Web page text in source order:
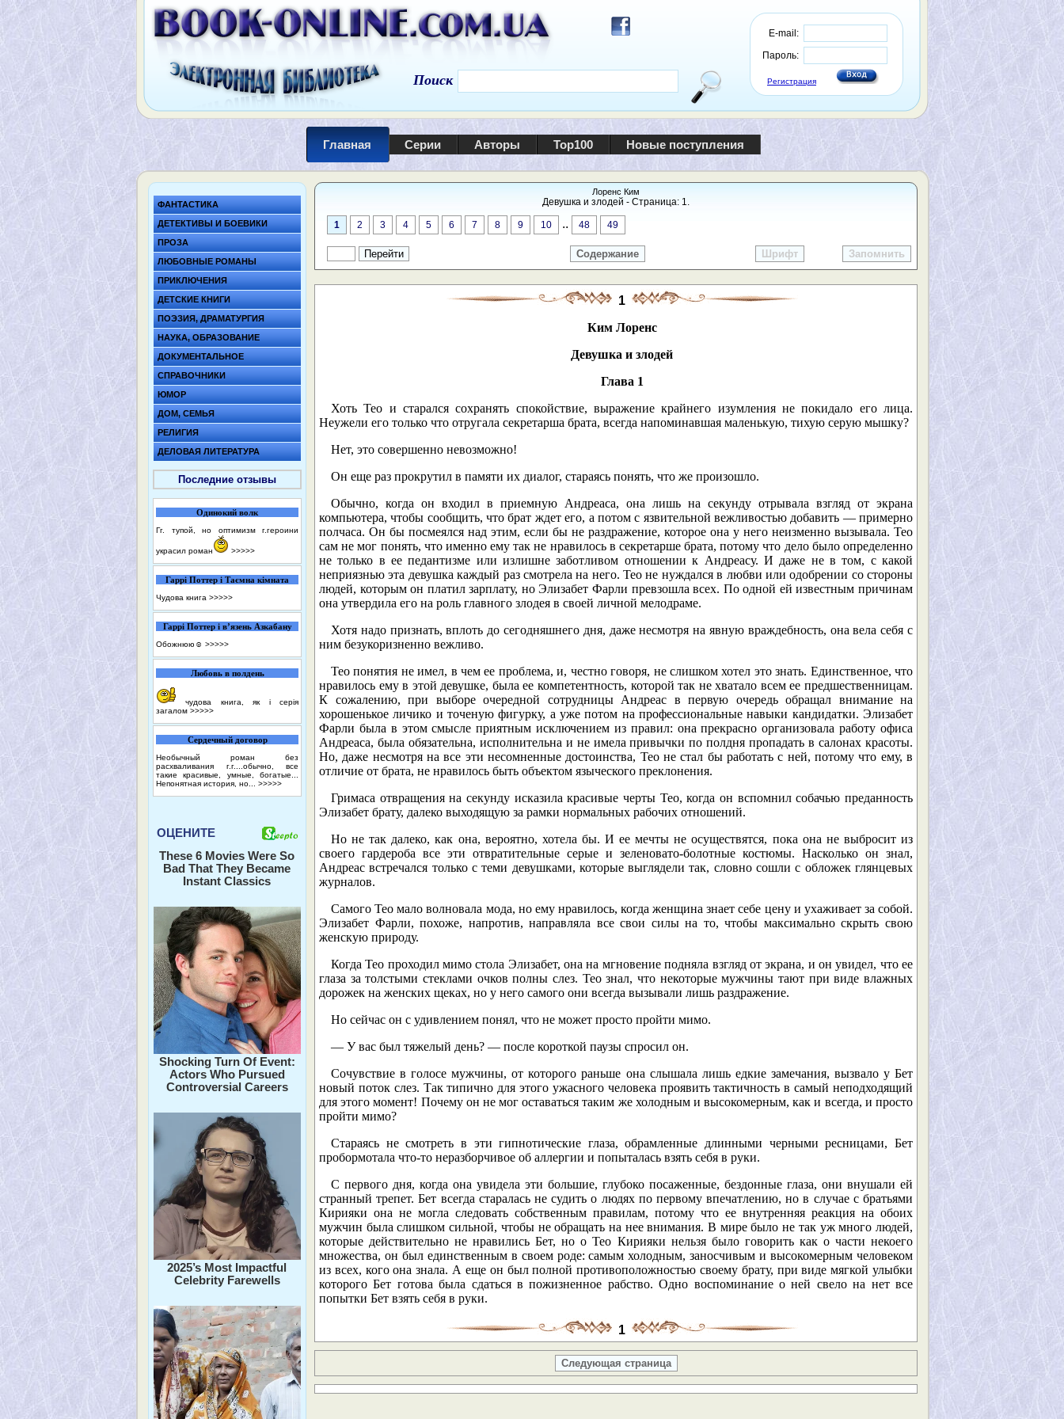
E-mail:
Пароль:
Регистрация
Поиск
Главная Серии Авторы Top100 Новые поступления
ФАНТАСТИКА
ДЕТЕКТИВЫ И БОЕВИКИ
ПРОЗА
ЛЮБОВНЫЕ РОМАНЫ
ПРИКЛЮЧЕНИЯ
ДЕТСКИЕ КНИГИ
ПОЭЗИЯ, ДРАМАТУРГИЯ
НАУКА, ОБРАЗОВАНИЕ
ДОКУМЕНТАЛЬНОЕ
СПРАВОЧНИКИ
ЮМОР
ДОМ, СЕМЬЯ
РЕЛИГИЯ
ДЕЛОВАЯ ЛИТЕРАТУРА
Последние отзывы
Одинокий волк
Гг. тупой, но оптимизм г.героини
украсил роман >>>>>
Гаррі Поттер і Таємна кімната
Чудова книга >>>>>
Гаррі Поттер і в’язень Азкабану
Обожнюю☺️ >>>>>
Любовь в полдень
чудова книга, як і серія
загалом >>>>>
Сердечный договор
Необычный роман без
расхваливания г.г....обычно, все
такие красивые, умные, богатые...
Непонятная история, но... >>>>>
ОЦЕНИТЕ
These 6 Movies Were So
Bad That They Became
Instant Classics
Shocking Turn Of Event:
Actors Who Pursued
Controversial Careers
2025’s Most Impactful
Celebrity Farewells
Лоренс Ким
Девушка и злодей - Страница: 1.
1 2 3 4 5 6 7 8 9 10 .. 48 49
Содержание Шрифт Запомнить
1
Ким Лоренс
Девушка и злодей
Глава 1
Хоть Тео и старался сохранять спокойствие, выражение крайнего изумления не покидало его лица.
Неужели его только что отругала секретарша брата, всегда напоминавшая маленькую, тихую серую мышку?
Нет, это совершенно невозможно!
Он еще раз прокрутил в памяти их диалог, стараясь понять, что же произошло.
Обычно, когда он входил в приемную Андреаса, она лишь на секунду отрывала взгляд от экрана
компьютера, чтобы сообщить, что брат ждет его, а потом с язвительной вежливостью добавить — примерно
полчаса. Он бы посмеялся над этим, если бы не раздражение, которое она у него неизменно вызывала. Тео
сам не мог понять, что именно ему так не нравилось в секретарше брата, потому что дело было определенно
не только в ее педантизме или излишне заботливом отношении к Андреасу. И даже не в том, с какой
неприязнью эта девушка каждый раз смотрела на него. Тео не нуждался в любви или одобрении со стороны
людей, которым он платил зарплату, но Элизабет Фарли превзошла всех. По одной ей известным причинам
она утвердила его на роль главного злодея в своей личной мелодраме.
Хотя надо признать, вплоть до сегодняшнего дня, даже несмотря на явную враждебность, она вела себя с
ним безукоризненно вежливо.
Тео понятия не имел, в чем ее проблема, и, честно говоря, не слишком хотел это знать. Единственное, что
нравилось ему в этой девушке, была ее компетентность, которой так не хватало всем ее предшественницам.
К сожалению, при выборе очередной сотрудницы Андреас в первую очередь обращал внимание на
хорошенькое личико и точеную фигурку, а уже потом на профессиональные навыки кандидатки. Элизабет
Фарли была в этом смысле приятным исключением из правил: она прекрасно организовала работу офиса
Андреаса, была обязательна, исполнительна и не имела привычки по полдня пропадать в салонах красоты.
Но, даже несмотря на все эти несомненные достоинства, Тео не стал бы работать с ней, потому что ему, в
отличие от брата, не нравилось быть объектом языческого преклонения.
Гримаса отвращения на секунду исказила красивые черты Тео, когда он вспомнил собачью преданность
Элизабет брату, далеко выходящую за рамки нормальных рабочих отношений.
Но не так далеко, как она, вероятно, хотела бы. И ее мечты не осуществятся, пока она не выбросит из
своего гардероба все эти отвратительные серые и зеленовато-болотные костюмы. Насколько он знал,
Андреас встречался только с теми девушками, которые выглядели так, словно сошли с обложек глянцевых
журналов.
Самого Тео мало волновала мода, но ему нравилось, когда женщина знает себе цену и ухаживает за собой.
Элизабет Фарли, похоже, напротив, направляла все свои силы на то, чтобы максимально скрыть свою
женскую природу.
Когда Тео проходил мимо стола Элизабет, она на мгновение подняла взгляд от экрана, и он увидел, что ее
глаза за толстыми стеклами очков полны слез. Тео знал, что некоторые мужчины тают при виде влажных
дорожек на женских щеках, но у него самого они всегда вызывали лишь раздражение.
Но сейчас он с удивлением понял, что не может просто пройти мимо.
— У вас был тяжелый день? — после короткой паузы спросил он.
Сочувствие в голосе мужчины, от которого раньше она слышала лишь едкие замечания, вызвало у Бет
новый поток слез. Так типично для этого ужасного человека проявить тактичность в самый неподходящий
для этого момент! Почему он не мог оставаться таким же холодным и высокомерным, как и всегда, и просто
пройти мимо?
Стараясь не смотреть в эти гипнотические глаза, обрамленные длинными черными ресницами, Бет
пробормотала что-то неразборчивое об аллергии и попыталась взять себя в руки.
С первого дня, когда она увидела эти большие, глубоко посаженные, бездонные глаза, они внушали ей
странный трепет. Бет всегда старалась не судить о людях по первому впечатлению, но в случае с братьями
Кирияки она не могла следовать собственным правилам, потому что ее внутренняя реакция на обоих
мужчин была слишком сильной, чтобы не обращать на нее внимания. В мире было не так уж много людей,
которые действительно не нравились Бет, но о Тео Кирияки нельзя было говорить как о части некоего
множества, он был единственным в своем роде: самым холодным, заносчивым и высокомерным человеком
из всех, кого она знала. А еще он был полной противоположностью своему брату, при виде мягкой улыбки
которого Бет готова была сдаться в пожизненное рабство. Одно воспоминание о ней свело на нет все
попытки Бет взять себя в руки.
1
Следующая страница